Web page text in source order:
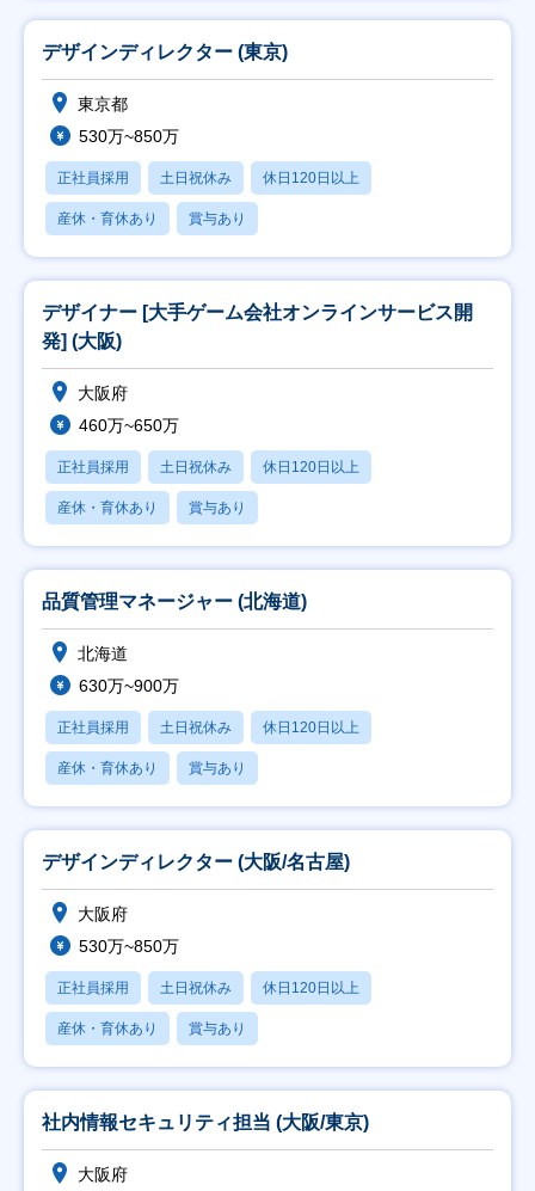
デザインディレクター (東京)
東京都
530万~850万
正社員採用 土日祝休み 休日120日以上
産休・育休あり 賞与あり
デザイナー [大手ゲーム会社オンラインサービス開
発] (大阪)
大阪府
460万~650万
正社員採用 土日祝休み 休日120日以上
産休・育休あり 賞与あり
品質管理マネージャー (北海道)
北海道
630万~900万
正社員採用 土日祝休み 休日120日以上
産休・育休あり 賞与あり
デザインディレクター (大阪/名古屋)
大阪府
530万~850万
正社員採用 土日祝休み 休日120日以上
産休・育休あり 賞与あり
社内情報セキュリティ担当 (大阪/東京)
大阪府